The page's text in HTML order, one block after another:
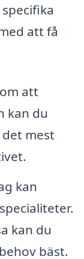
att få
att
kan du
mest
kan
kan du
bäst.